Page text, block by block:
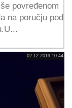
povređenom
na poručju pod
02.12.2019 10:44